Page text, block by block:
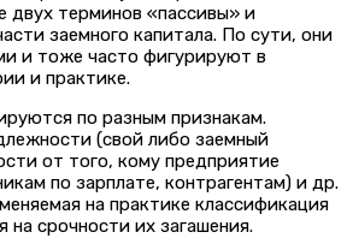
двух терминов «пассивы» и
заемного капитала. По сути, они
и тоже часто фигурируют в
и практике.
по разным признакам.
(свой либо заемный
от того, кому предприятие
по зарплате, контрагентам) и др.
на практике классификация
на срочности их загашения.